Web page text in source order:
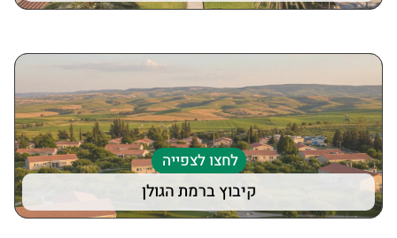
לחצו לצפייה
קיבוץ ברמת הגולן